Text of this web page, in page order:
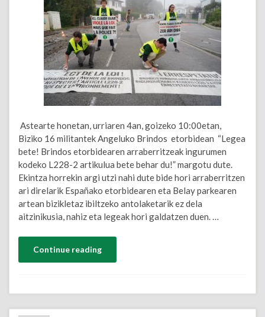
Astearte honetan, urriaren 4an, goizeko 10:00etan,
Biziko 16 militantek Angeluko Brindos etorbidean “Legea
bete! Brindos etorbidearen arraberritzeak ingurumen
kodeko L228-2 artikulua bete behar du!” margotu dute.
Ekintza horrekin argi utzi nahi dute bide hori arraberritzen
ari direlarik Españako etorbidearen eta Belay parkearen
artean bizikletaz ibiltzeko antolaketarik ez dela
aitzinikusia, nahiz eta legeak hori galdatzen duen. …
Continue reading